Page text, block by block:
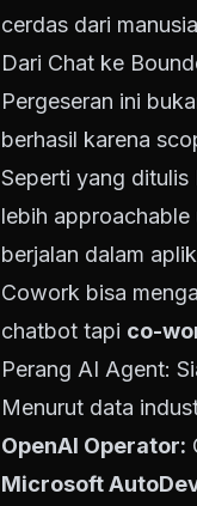
cerdas dari
Dari Chat ke
Pergeseran ini
berhasil karena
Seperti yang ditulis
lebih
berjalan dalam
Cowork bisa
chatbot tapi co-
Perang AI Agent:
Menurut data
OpenAI Operator:
Microsoft